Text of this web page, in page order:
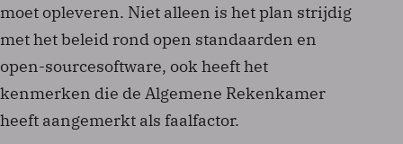
moet opleveren. Niet alleen is het plan strijdig
met het beleid rond open standaarden en
open-sourcesoftware, ook heeft het
kenmerken die de Algemene Rekenkamer
heeft aangemerkt als faalfactor.